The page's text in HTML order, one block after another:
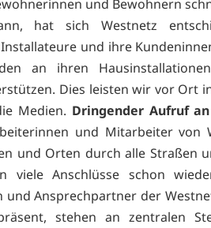
und Bewohnern
hat sich Westnetz
und ihre
an ihren
Dies leisten wir vor Ort
Medien. Dringender Aufruf
und Mitarbeiter von
und Orten durch alle Straßen
viele Anschlüsse schon
und Ansprechpartner der
stehen an zentralen